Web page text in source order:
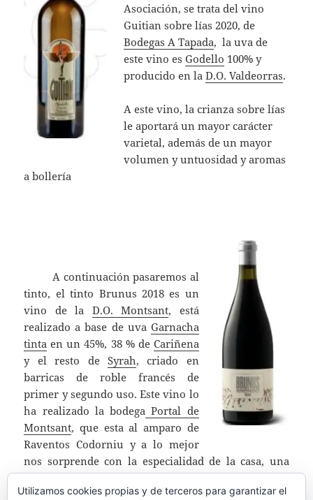
Asociación, se trata del vino
Guitian sobre lías 2020, de
Bodegas A Tapada, la uva de
este vino esGodello 100% y
producido en laD.O. Valdeorras.
A este vino, la crianza sobre lías
le aportará un mayor carácter
varietal, además de un mayor
volumen y untuosidad y aromas
a bollería
A continuación pasaremos al
tinto, el tinto Brunus 2018 es un
vino de la D.O. Montsant, está
realizado a base de uva Garnacha
tinta en un 45%, 38 % de Cariñena
y el resto de Syrah, criado en
barricas de roble francés de
primer y segundo uso. Este vino lo
ha realizado la bodega Portal de
Montsant, que esta al amparo de
Raventos Codorniu y a lo mejor
nos sorprende con la especialidad de la casa, una
crianza sobre lías, aunque sea en un tinto.
Utilizamos cookies propias y de terceros para garantizar el